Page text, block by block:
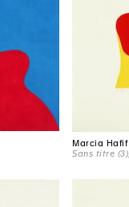
Marcia Hafif
Sans titre (3)